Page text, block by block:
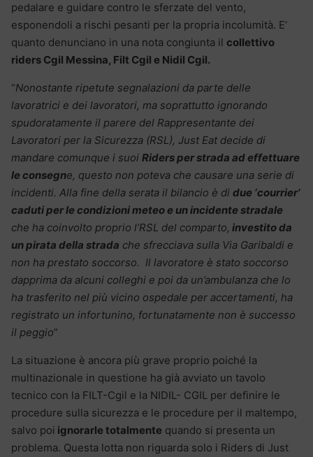
pedalare e guidare contro le sferzate del vento,
esponendoli a rischi pesanti per la propria incolumità. E’
quanto denunciano in una nota congiunta il collettivo
riders Cgil Messina, Filt Cgil e Nidil Cgil.
“Nonostante ripetute segnalazioni da parte delle
lavoratrici e dei lavoratori, ma soprattutto ignorando
spudoratamente il parere del Rappresentante dei
Lavoratori per la Sicurezza (RSL), Just Eat decide di
mandare comunque i suoi Riders per strada ad effettuare
le consegne, questo non poteva che causare una serie di
incidenti. Alla fine della serata il bilancio è di due ‘courrier’
caduti per le condizioni meteo e un incidente stradale
che ha coinvolto proprio l’RSL del comparto, investito da
un pirata della strada che sfrecciava sulla Via Garibaldi e
non ha prestato soccorso. Il lavoratore è stato soccorso
dapprima da alcuni colleghi e poi da un’ambulanza che lo
ha trasferito nel più vicino ospedale per accertamenti, ha
registrato un infortunino, fortunatamente non è successo
il peggio”
La situazione è ancora più grave proprio poiché la
multinazionale in questione ha già avviato un tavolo
tecnico con la FILT-Cgil e la NIDIL- CGIL per definire le
procedure sulla sicurezza e le procedure per il maltempo,
salvo poi ignorarle totalmente quando si presenta un
problema. Questa lotta non riguarda solo i Riders di Just